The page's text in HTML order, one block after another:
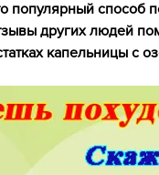
популярный способ
других людей
капельницы с